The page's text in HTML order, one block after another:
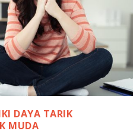
DAYA TARIK
MUDA